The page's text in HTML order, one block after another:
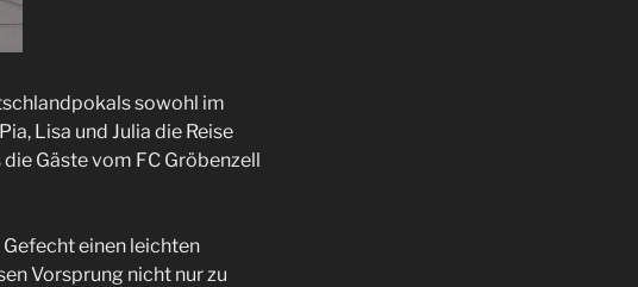
sowohl im
Lisa und Julia die Reise
Gäste vom FC Gröbenzell
einen leichten
Vorsprung nicht nur zu